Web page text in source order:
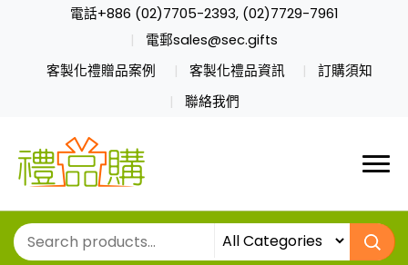
電話+886 (02)7705-2393, (02)7729-7961
電郵sales@sec.gifts
客製化禮贈品案例
客製化禮品資訊
訂購須知
聯絡我們